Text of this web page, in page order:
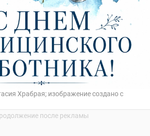
Храбрая; изображение создано с